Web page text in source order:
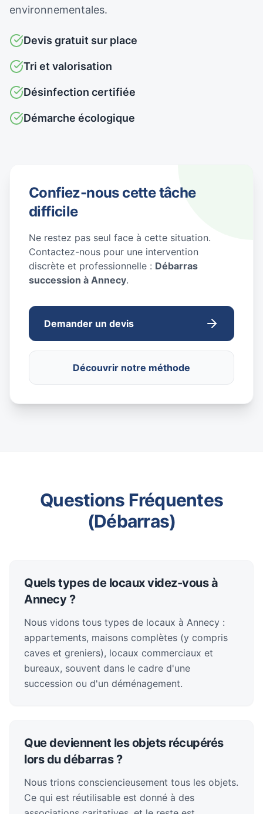
environnementales.
Devis gratuit sur place
Tri et valorisation
Désinfection certifiée
Démarche écologique
Confiez-nous cette tâche
difficile
Ne restez pas seul face à cette situation.
Contactez-nous pour une intervention
discrète et professionnelle : Débarras
succession à Annecy.
Demander un devis
Découvrir notre méthode
Questions Fréquentes
(Débarras)
Quels types de locaux videz-vous à
Annecy ?
Nous vidons tous types de locaux à Annecy :
appartements, maisons complètes (y compris
caves et greniers), locaux commerciaux et
bureaux, souvent dans le cadre d'une
succession ou d'un déménagement.
Que deviennent les objets récupérés
lors du débarras ?
Nous trions consciencieusement tous les objets.
Ce qui est réutilisable est donné à des